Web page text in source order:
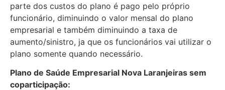
parte dos custos do plano é pago pelo próprio
funcionário, diminuindo o valor mensal do plano
empresarial e também diminuindo a taxa de
aumento/sinistro, ja que os funcionários vai utilizar o
plano somente quando necessário.
Plano de Saúde Empresarial Nova Laranjeiras sem
coparticipação: